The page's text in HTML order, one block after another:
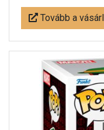
Tovább a